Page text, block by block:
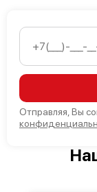
Отправляя, Вы